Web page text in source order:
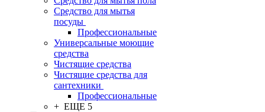
Средство для мытья
посуды
Профессиональные
Универсальные моющие
средства
Чистящие средства
Чистящие средства для
сантехники
Профессиональные
+ ЕЩЕ 5